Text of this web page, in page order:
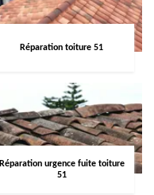
Réparation toiture 51
Réparation urgence fuite toiture
51